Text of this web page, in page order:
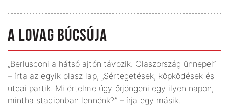
A LOVAG BÚCSÚJA
„Berlusconi a hátsó ajtón távozik. Olaszország ünnepel”
– írta az egyik olasz lap, „Sértegetések, köpködések és
utcai partik. Mi értelme úgy őrjöngeni egy ilyen napon,
mintha stadionban lennénk?” – írja egy másik.